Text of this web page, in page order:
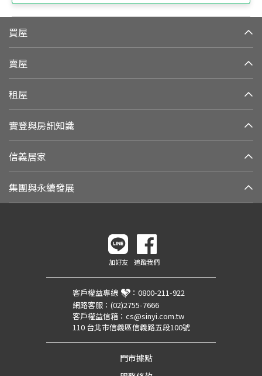
買屋
賣屋
租屋
實登與房訊知識
信義居家
集團與永續發展
加好友 追蹤我們
客戶權益專線 ： 0800-211-922
網路客服： (02)2755-7666
客戶權益信箱： cs@sinyi.com.tw
110 台北市信義區信義路五段100號
門市據點